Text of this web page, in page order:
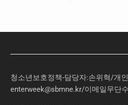
청소년보호정책-담당자:손위혁/개
enterweek@sbmne.kr/이메일무단